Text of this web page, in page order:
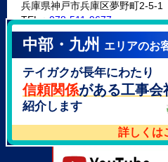
兵庫県神戸市兵庫区夢野町2-5-1
TEL：078-511-9677
テイガク泉北・泉南店
大阪府泉北郡忠岡町高月南3-14
TEL：072-521-2637
中部・九州 エリアのお
テイガクが長年にわたり
信頼関係がある工事会
紹介します
詳しくは